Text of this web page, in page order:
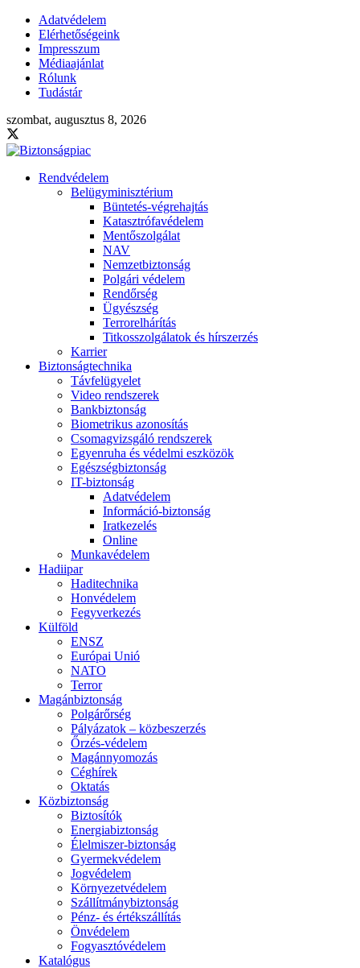
Adatvédelem
Elérhetőségeink
Impresszum
Médiaajánlat
Rólunk
Tudástár
szombat, augusztus 8, 2026
Rendvédelem
Belügyminisztérium
Büntetés-végrehajtás
Katasztrófavédelem
Mentőszolgálat
NAV
Nemzetbiztonság
Polgári védelem
Rendőrség
Ügyészség
Terrorelhárítás
Titkosszolgálatok és hírszerzés
Karrier
Biztonságtechnika
Távfelügyelet
Video rendszerek
Bankbiztonság
Biometrikus azonosítás
Csomagvizsgáló rendszerek
Egyenruha és védelmi eszközök
Egészségbiztonság
IT-biztonság
Adatvédelem
Információ-biztonság
Iratkezelés
Online
Munkavédelem
Hadiipar
Haditechnika
Honvédelem
Fegyverkezés
Külföld
ENSZ
Európai Unió
NATO
Terror
Magánbiztonság
Polgárőrség
Pályázatok – közbeszerzés
Őrzés-védelem
Magánnyomozás
Céghírek
Oktatás
Közbiztonság
Biztosítók
Energiabiztonság
Élelmiszer-biztonság
Gyermekvédelem
Jogvédelem
Környezetvédelem
Szállítmánybiztonság
Pénz- és értékszállítás
Önvédelem
Fogyasztóvédelem
Katalógus